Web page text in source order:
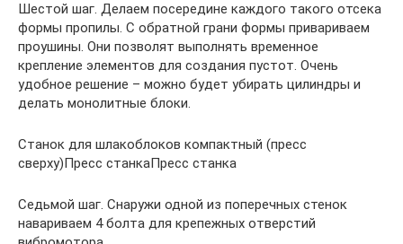
Шестой шаг. Делаем посередине каждого такого отсека
формы пропилы. С обратной грани формы привариваем
проушины. Они позволят выполнять временное
крепление элементов для создания пустот. Очень
удобное решение – можно будет убирать цилиндры и
делать монолитные блоки.
Станок для шлакоблоков компактный (пресс
сверху)Пресс станкаПресс станка
Седьмой шаг. Снаружи одной из поперечных стенок
навариваем 4 болта для крепежных отверстий